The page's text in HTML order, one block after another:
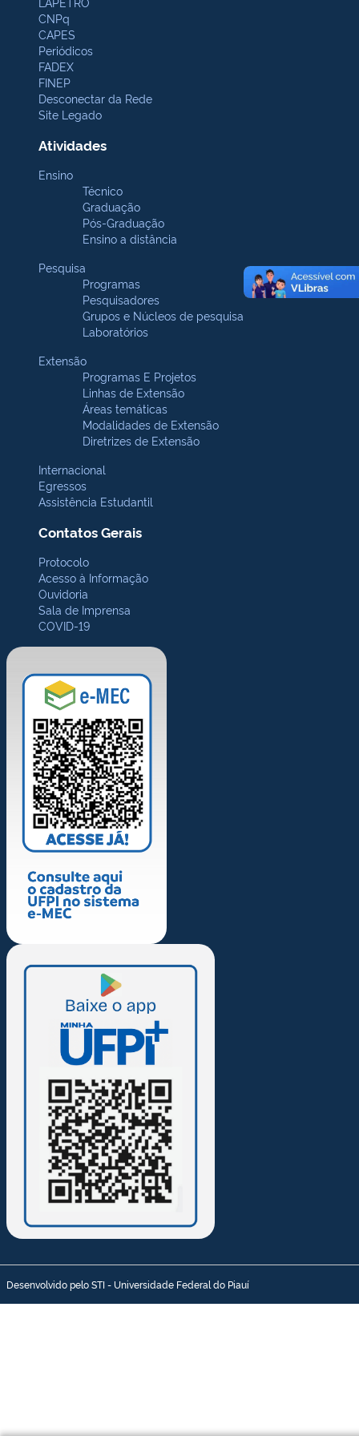
CNPq
CAPES
Periódicos
FADEX
FINEP
Desconectar da Rede
Site Legado
Atividades
Ensino
Técnico
Graduação
Pós-Graduação
Ensino a distância
Pesquisa
Programas
Pesquisadores
Grupos e Núcleos de pesquisa
Laboratórios
Extensão
Programas E Projetos
Linhas de Extensão
Áreas temáticas
Modalidades de Extensão
Diretrizes de Extensão
Internacional
Egressos
Assistência Estudantil
Contatos Gerais
Protocolo
Acesso à Informação
Ouvidoria
Sala de Imprensa
COVID-19
Desenvolvido pelo STI - Universidade Federal do Piauí